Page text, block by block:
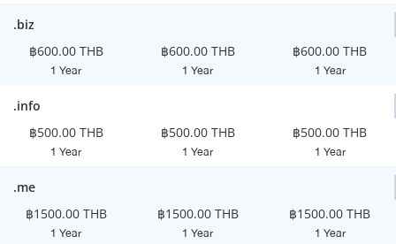
.biz
฿600.00 THB
1 Year
฿600.00 THB
1 Year
฿600.00 THB
1 Year
.info
฿500.00 THB
1 Year
฿500.00 THB
1 Year
฿500.00 THB
1 Year
.me
฿1500.00 THB
1 Year
฿1500.00 THB
1 Year
฿1500.00 THB
1 Year